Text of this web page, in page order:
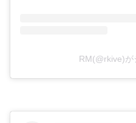
RM(@rkive)が